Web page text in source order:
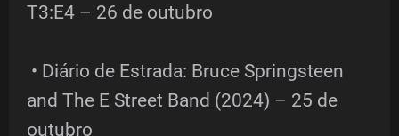
T3:E4 – 26 de outubro
• Diário de Estrada: Bruce Springsteen
and The E Street Band (2024) – 25 de
outubro